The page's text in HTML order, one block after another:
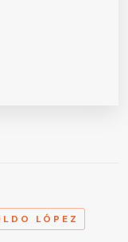
LÓPEZ